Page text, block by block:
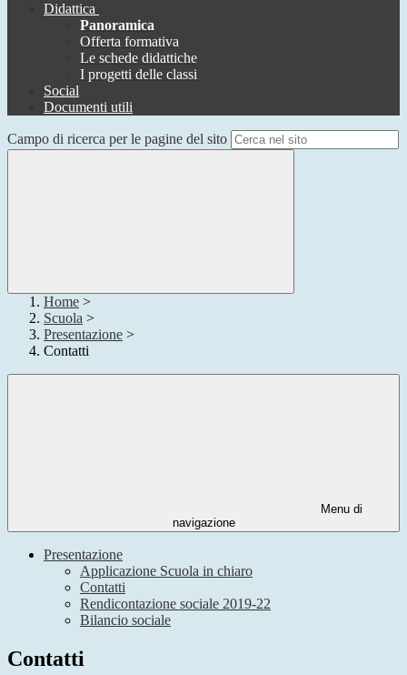
Didattica
Panoramica
Offerta formativa
Le schede didattiche
I progetti delle classi
Social
Documenti utili
Campo di ricerca per le pagine del sito
Home >
Scuola >
Presentazione >
Contatti
Menu di
navigazione
Presentazione
Applicazione Scuola in chiaro
Contatti
Rendicontazione sociale 2019-22
Bilancio sociale
Contatti